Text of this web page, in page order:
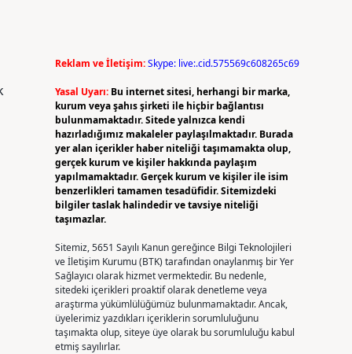
Reklam ve İletişim:Skype: live:.cid.575569c608265c69
Yasal Uyarı: Bu internet sitesi, herhangi bir marka,
kurum veya şahıs şirketi ile hiçbir bağlantısı
bulunmamaktadır. Sitede yalnızca kendi
hazırladığımız makaleler paylaşılmaktadır. Burada
yer alan içerikler haber niteliği taşımamakta olup,
gerçek kurum ve kişiler hakkında paylaşım
yapılmamaktadır. Gerçek kurum ve kişiler ile isim
benzerlikleri tamamen tesadüfidir. Sitemizdeki
bilgiler taslak halindedir ve tavsiye niteliği
taşımazlar.
Sitemiz, 5651 Sayılı Kanun gereğince Bilgi Teknolojileri
ve İletişim Kurumu (BTK) tarafından onaylanmış bir Yer
Sağlayıcı olarak hizmet vermektedir. Bu nedenle,
sitedeki içerikleri proaktif olarak denetleme veya
araştırma yükümlülüğümüz bulunmamaktadır. Ancak,
üyelerimiz yazdıkları içeriklerin sorumluluğunu
taşımakta olup, siteye üye olarak bu sorumluluğu kabul
etmiş sayılırlar.